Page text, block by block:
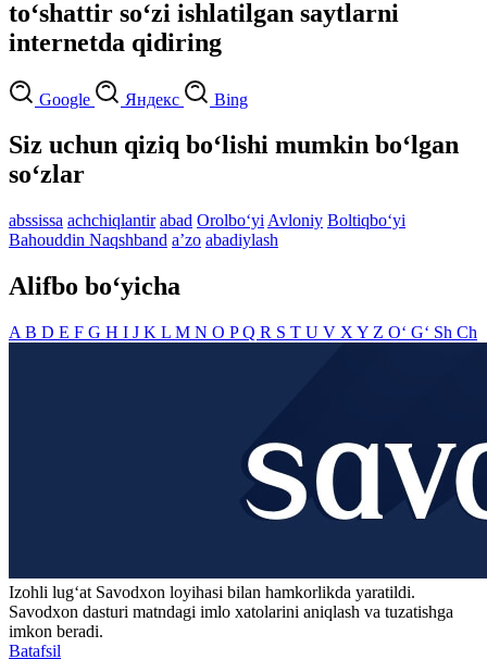
to‘shattir so‘zi ishlatilgan saytlarni
internetda qidiring
Google Яндекс Bing
Siz uchun qiziq bo‘lishi mumkin bo‘lgan
so‘zlar
abssissa achchiqlantir abad Orolbo‘yi Avloniy Boltiqbo‘yi
Bahouddin Naqshband aʼzo abadiylash
Alifbo bo‘yicha
A B D E F G H I J K L M N O PQ R S T U V X Y Z O‘ G‘ Sh Ch
Izohli lugʻat Savodxon loyihasi bilan hamkorlikda yaratildi.
Savodxon dasturi matndagi imlo xatolarini aniqlash va tuzatishga
imkon beradi.
Batafsil